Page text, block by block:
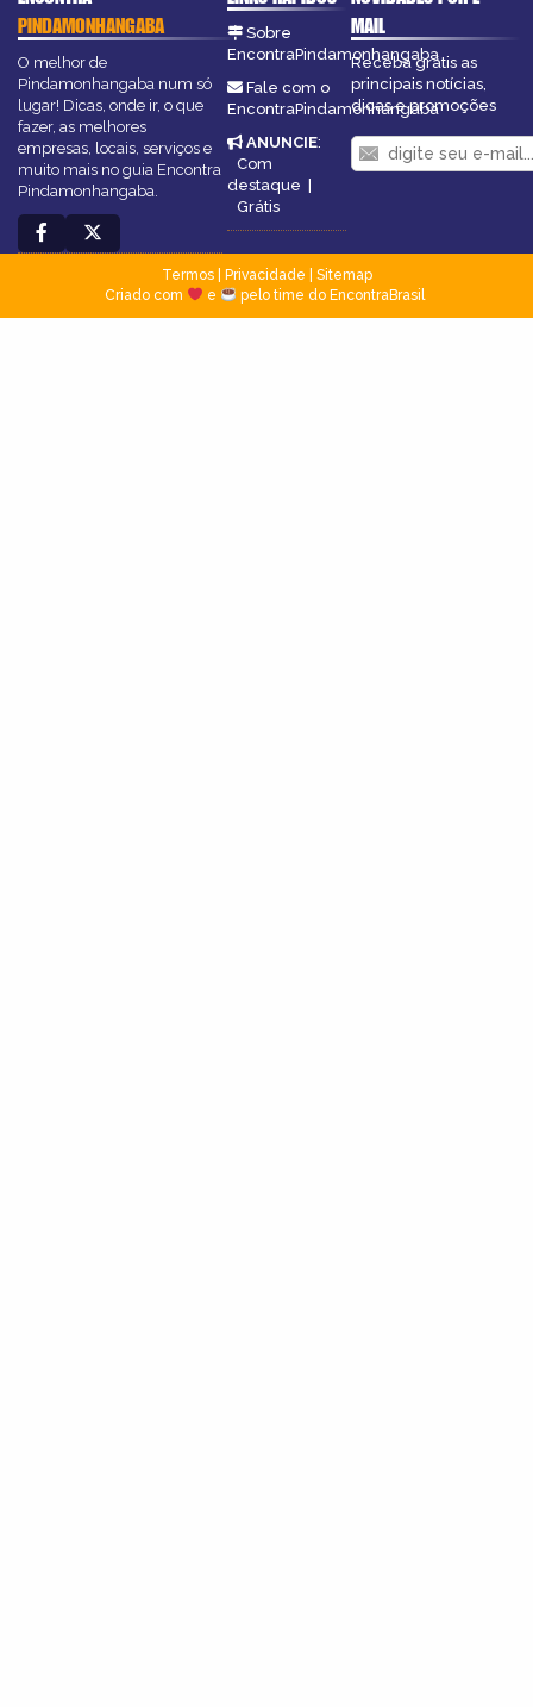
PINDAMONHANGABA
O melhor de
Pindamonhangaba num só
lugar! Dicas, onde ir, o que
fazer, as melhores
empresas, locais, serviços e
muito mais no guia Encontra
Pindamonhangaba.
Sobre
EncontraPindamonhangaba
Fale com o
EncontraPindamonhangaba
ANUNCIE:
Com
destaque |
Grátis
MAIL
Receba grátis as
principais notícias,
dicas e promoções
Termos| Privacidade
Sitemap
Criado com
e pelo time do EncontraBrasil